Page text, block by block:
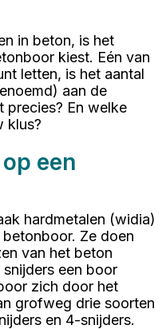
in beton, is het
kiest. Eén van
letten, is het aantal
aan de
En welke
klus?
een
hardmetalen (widia)
Ze doen
van het beton
een boor
zich door het
grofweg drie soorten
en 4-snijders.